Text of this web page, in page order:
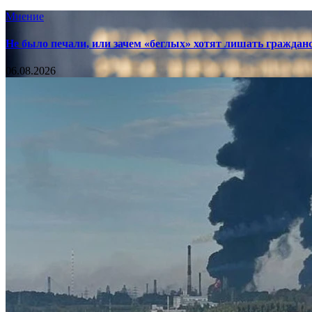
Мнение
Не было печали, или зачем «беглых» хотят лишать
06.08.2026